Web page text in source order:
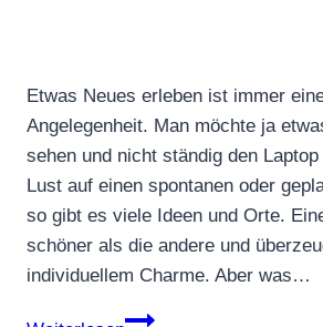
Etwas Neues erleben ist immer
Angelegenheit. Man möchte ja
sehen und nicht ständig den
Lust auf einen spontanen oder
so gibt es viele Ideen und Orte.
schöner als die andere und
individuellem Charme. Aber was…
Städtetrip